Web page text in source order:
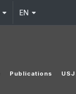
EN
Publications USJ